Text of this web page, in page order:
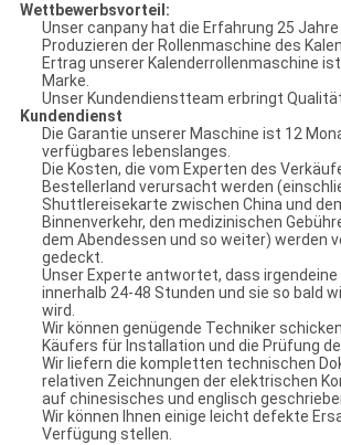
Wettbewerbsvorteil:
Unser canpany hat die Erfahrung 25
Produzieren der Rollenmaschine des
Ertrag unserer Kalenderrollenmaschine
Marke.
Unser Kundendienstteam erbringt
Kundendienst
Die Garantie unserer Maschine ist 12
verfügbares lebenslanges.
Die Kosten, die vom Experten des
Bestellerland verursacht werden
Shuttlereisekarte zwischen China und
Binnenverkehr, den medizinischen
dem Abendessen und so weiter) werden
gedeckt.
Unser Experte antwortet, dass
innerhalb 24-48 Stunden und sie so bald
wird.
Wir können genügende Techniker
Käufers für Installation und die Prüfung
Wir liefern die kompletten technischen
relativen Zeichnungen der elektrischen
auf chinesisches und englisch
Wir können Ihnen einige leicht defekte
Verfügung stellen.